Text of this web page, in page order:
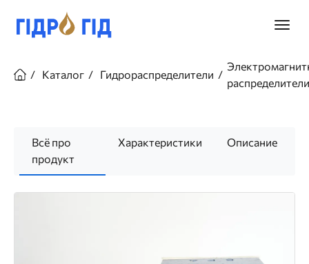
основному
Главное
навигации
Каталог Гидрораспределители
распределители
Всё про
продукт
Характеристики Описание